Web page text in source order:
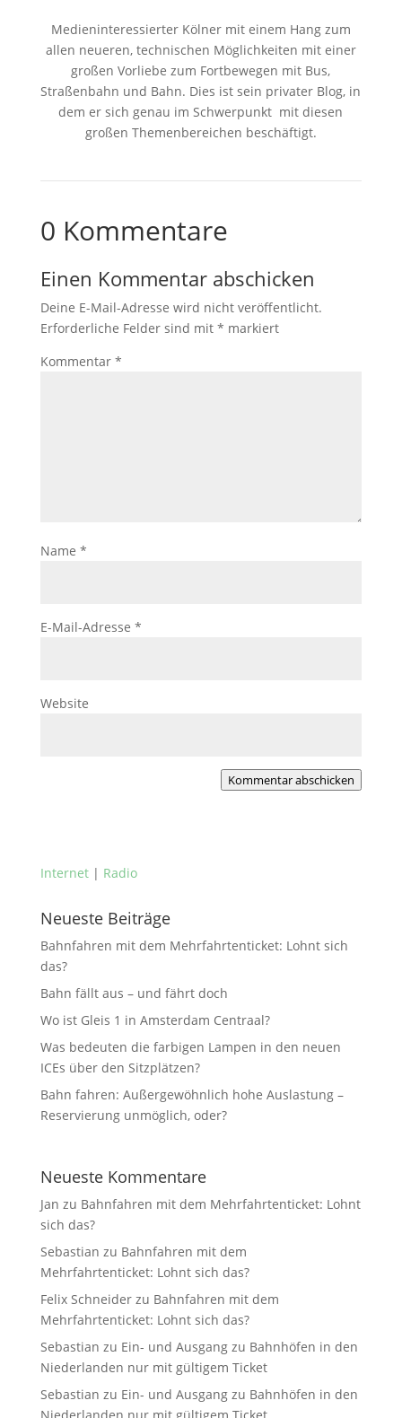
Medieninteressierter Kölner mit einem Hang zum
allen neueren, technischen Möglichkeiten mit einer
großen Vorliebe zum Fortbewegen mit Bus,
Straßenbahn und Bahn. Dies ist sein privater Blog, in
dem er sich genau im Schwerpunkt mit diesen
großen Themenbereichen beschäftigt.
0 Kommentare
Einen Kommentar abschicken
Deine E-Mail-Adresse wird nicht veröffentlicht.
Erforderliche Felder sind mit * markiert
Kommentar *
Name *
E-Mail-Adresse *
Website
Kommentar abschicken
Internet| Radio
Neueste Beiträge
Bahnfahren mit dem Mehrfahrtenticket: Lohnt sich
das?
Bahn fällt aus – und fährt doch
Wo ist Gleis 1 in Amsterdam Centraal?
Was bedeuten die farbigen Lampen in den neuen
ICEs über den Sitzplätzen?
Bahn fahren: Außergewöhnlich hohe Auslastung –
Reservierung unmöglich, oder?
Neueste Kommentare
Jan zu Bahnfahren mit dem Mehrfahrtenticket: Lohnt
sich das?
Sebastian zu Bahnfahren mit dem
Mehrfahrtenticket: Lohnt sich das?
Felix Schneiderzu Bahnfahren mit dem
Mehrfahrtenticket: Lohnt sich das?
Sebastian zu Ein- und Ausgang zu Bahnhöfen in den
Niederlanden nur mit gültigem Ticket
Sebastian zu Ein- und Ausgang zu Bahnhöfen in den